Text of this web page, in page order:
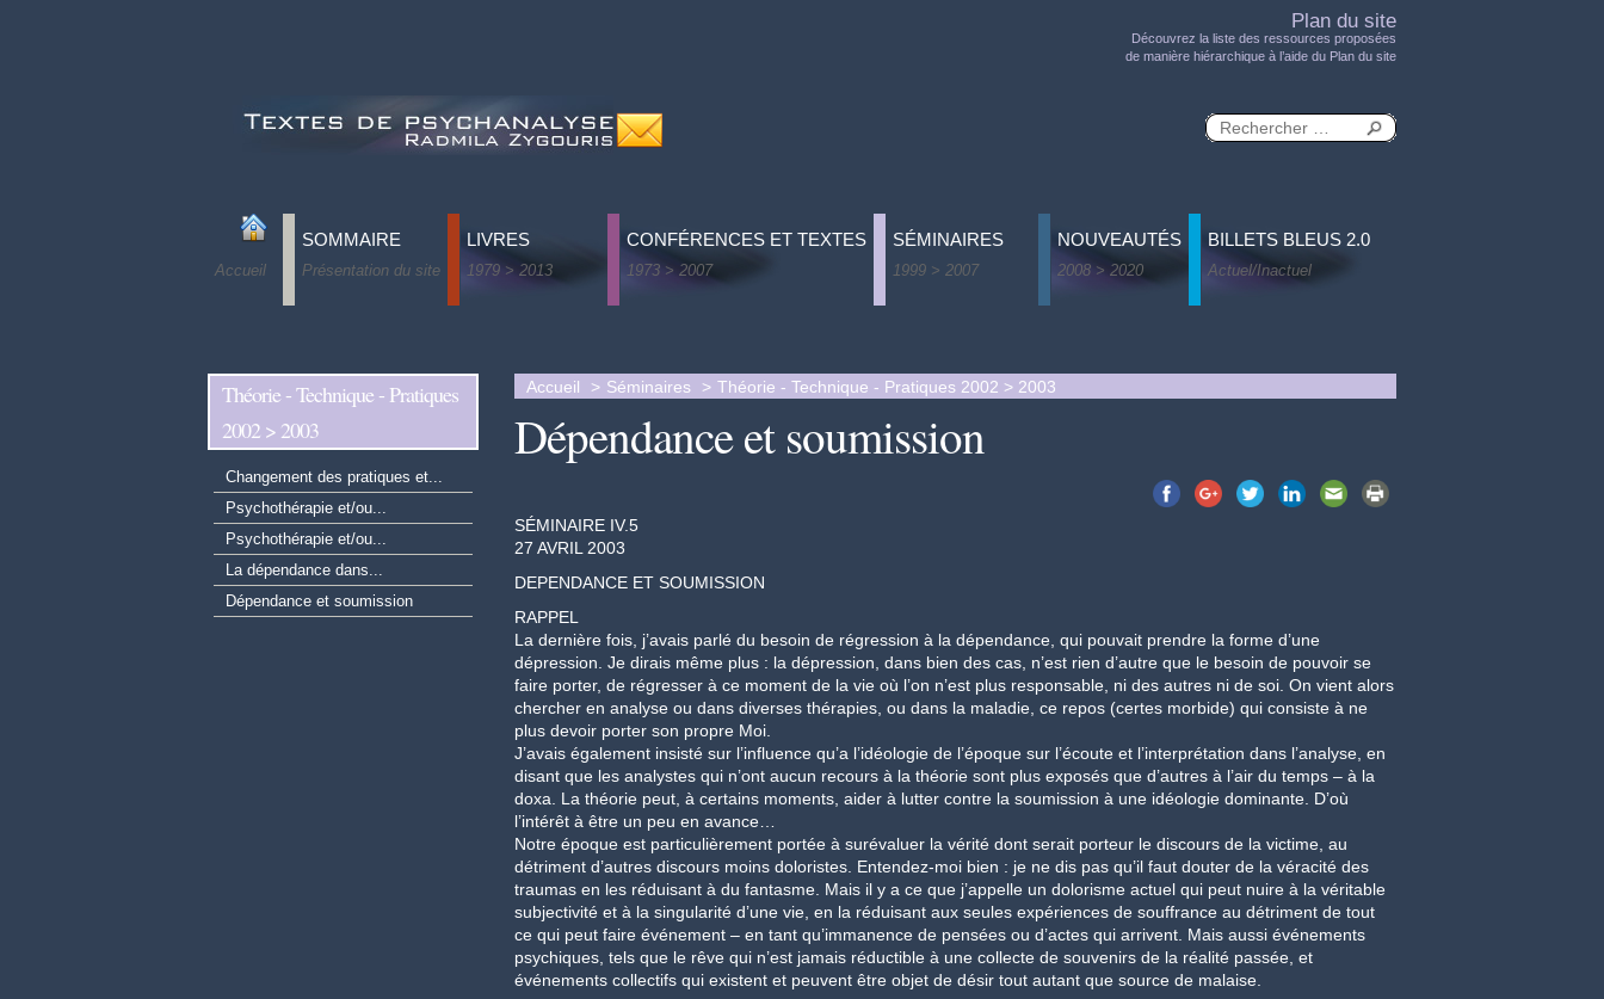
Plan du site
Découvrez la liste des ressources proposées
de manière hiérarchique à l’aide du Plan du site
Accueil
SOMMAIRE
Présentation du site
LIVRES
1979 > 2013
Le lien inédit
Après Lacan, Rencontres et Séparations
Psicanalise e psicoterapia
Les Ahuris et le Moi-Espèce & L’Enfant-Monde
"Une vie de chien dans un manteau de zibeline"
L'amour paradoxal ou une promesse de séparation
CONFÉRENCES ET TEXTES
1973 > 2007
Publications diverses - 1999 > 2007
SÉMINAIRES
1999 > 2007
Penser, concevoir - 2001 > 2002
Axes de la praxis - 2003 > 2004
Besoin de symbiose et désir de séparation 2006 > 2007
NOUVEAUTÉS
2008 > 2020
BILLETS BLEUS 2.0
Actuel/Inactuel
Théorie - Technique - Pratiques
2002 > 2003
Changement des pratiques et...
Psychothérapie et/ou...
Psychothérapie et/ou...
La dépendance dans...
Dépendance et soumission
Accueil Séminaires Théorie - Technique - Pratiques 2002 > 2003
Dépendance et soumission
SÉMINAIRE IV.5
27 AVRIL 2003
DEPENDANCE ET SOUMISSION
RAPPEL
La dernière fois, j’avais parlé du besoin de régression à la dépendance, qui pouvait prendre la forme d’une
dépression. Je dirais même plus : la dépression, dans bien des cas, n’est rien d’autre que le besoin de pouvoir se
faire porter, de régresser à ce moment de la vie où l’on n’est plus responsable, ni des autres ni de soi. On vient alors
chercher en analyse ou dans diverses thérapies, ou dans la maladie, ce repos (certes morbide) qui consiste à ne
plus devoir porter son propre Moi.
J’avais également insisté sur l’influence qu’a l’idéologie de l’époque sur l’écoute et l’interprétation dans l’analyse, en
disant que les analystes qui n’ont aucun recours à la théorie sont plus exposés que d’autres à l’air du temps – à la
doxa. La théorie peut, à certains moments, aider à lutter contre la soumission à une idéologie dominante. D’où
l’intérêt à être un peu en avance…
Notre époque est particulièrement portée à surévaluer la vérité dont serait porteur le discours de la victime, au
détriment d’autres discours moins doloristes. Entendez-moi bien : je ne dis pas qu’il faut douter de la véracité des
traumas en les réduisant à du fantasme. Mais il y a ce que j’appelle un dolorisme actuel qui peut nuire à la véritable
subjectivité et à la singularité d’une vie, en la réduisant aux seules expériences de souffrance au détriment de tout
ce qui peut faire événement – en tant qu’immanence de pensées ou d’actes qui arrivent. Mais aussi événements
psychiques, tels que le rêve qui n’est jamais réductible à une collecte de souvenirs de la réalité passée, et
événements collectifs qui existent et peuvent être objet de désir tout autant que source de malaise.